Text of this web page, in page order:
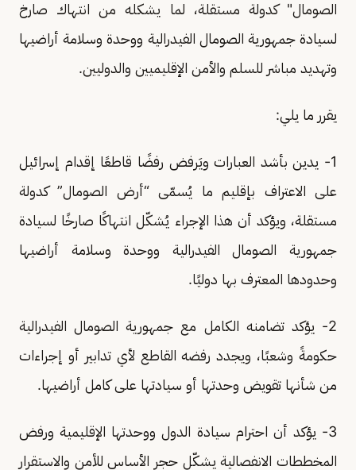
الصومال" كدولة مستقلة، لما يشكله من انتهاك صارخ
لسيادة جمهورية الصومال الفيدرالية ووحدة وسلامة أراضيها
وتهديد مباشر للسلم والأمن الإقليميين والدوليين.
يقرر ما يلي:
1- يدين بأشد العبارات ويَرفض رفضًا قاطعًا إقدام إسرائيل
على الاعتراف بإقليم ما يُسمّى “أرض الصومال” كدولة
مستقلة، ويؤكد أن هذا الإجراء يُشكّل انتهاكًا صارخًا لسيادة
جمهورية الصومال الفيدرالية ووحدة وسلامة أراضيها
وحدودها المعترف بها دوليًا.
2- يؤكد تضامنه الكامل مع جمهورية الصومال الفيدرالية
حكومةً وشعبًا، ويجدد رفضه القاطع لأي تدابير أو إجراءات
من شأنها تقويض وحدتها أو سيادتها على كامل أراضيها.
3- يؤكد أن احترام سيادة الدول ووحدتها الإقليمية ورفض
المخططات الانفصالية يشكّل حجر الأساس للأمن والاستقرار